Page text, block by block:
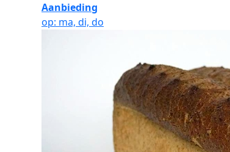
Aanbieding
op: ma, di, do